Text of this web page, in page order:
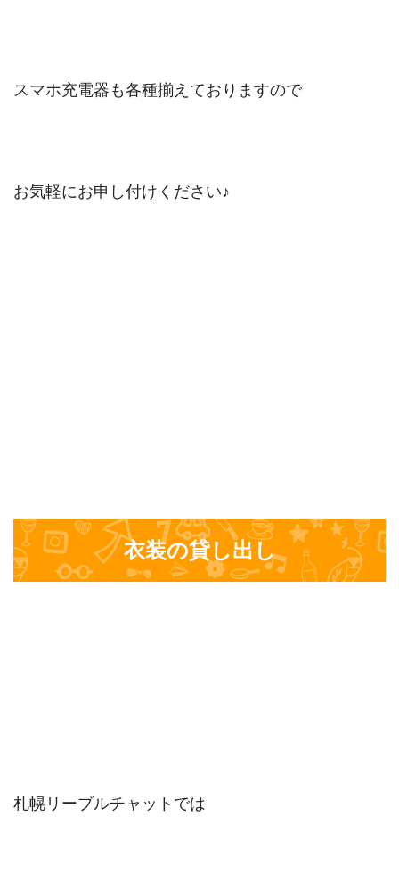
スマホ充電器も各種揃えておりますので
お気軽にお申し付けください♪
衣装の貸し出し
札幌リーブルチャットでは